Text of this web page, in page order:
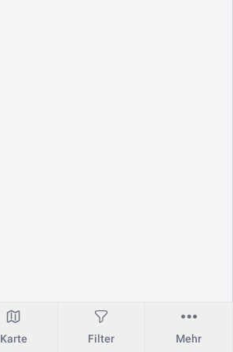
Karte Filter Mehr